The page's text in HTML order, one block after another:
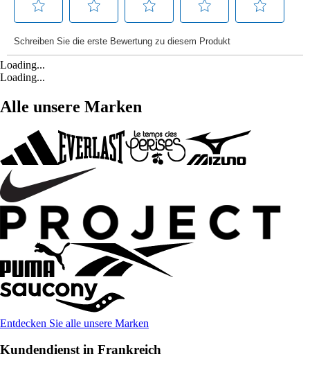
Loading...
Loading...
Alle unsere Marken
Entdecken Sie alle unsere Marken
Kundendienst in Frankreich